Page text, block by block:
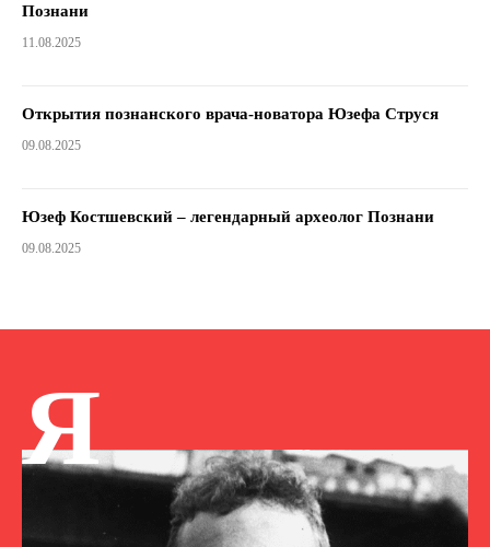
Познани
11.08.2025
Открытия познанского врача-новатора Юзефа Струся
09.08.2025
Юзеф Костшевский – легендарный археолог Познани
09.08.2025
Я